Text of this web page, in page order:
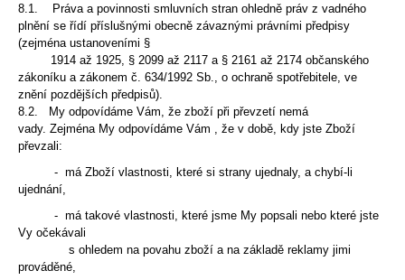
8.1. Práva a povinnosti smluvních stran ohledně práv z vadného
plnění se řídí příslušnými obecně závaznými právními předpisy
(zejména ustanoveními §
1914 až 1925, § 2099 až 2117 a § 2161 až 2174 občanského
zákoníku a zákonem č. 634/1992 Sb., o ochraně spotřebitele, ve
znění pozdějších předpisů).
8.2. My odpovídáme Vám, že zboží při převzetí nemá
vady. Zejména My odpovídáme Vám
, že v době, kdy jste Zboží
převzali:
- má Zboží vlastnosti, které si strany ujednaly, a chybí-li
ujednání,
- má takové vlastnosti, které jsme My popsali nebo které jste
Vy očekávali
s ohledem na povahu zboží a na základě reklamy jimi
prováděné,